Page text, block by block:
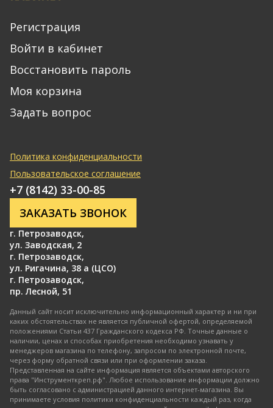
Регистрация
Войти в кабинет
Восстановить пароль
Моя корзина
Задать вопрос
Политика конфиденциальности
Пользовательское соглашение
г. Петрозаводск,
ул. Заводская, 2
г. Петрозаводск,
ул. Ригачина, 38 а (ЦСО)
г. Петрозаводск,
пр. Лесной, 51
+7 (8142) 33-00-85
ЗАКАЗАТЬ ЗВОНОК
Данный сайт носит исключительно информационный характер и ни при
каких обстоятельствах не является публичной офертой, определяемой
положениями Статьи 437 Гражданского кодекса РФ. Точные данные о
наличии, ценах и способах приобретения необходимо узнавать у
менеджеров магазина по телефону, запросом по электронной почте,
через форму обратной связи или при оформлении заказа.
Представленная на сайте информация является объектами авторского
права "Инструменткреп.рф". Любое использование информации должно
быть согласовано с администрацией данного интернет-магазина. Вы
принимаете условия политики конфиденциальности каждый раз, когда